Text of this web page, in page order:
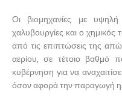
Οι βιομηχανίες με
χαλυβουργίες και ο
από τις επιπτώσεις της
αερίου, σε τέτοιο βαθμό
κυβέρνηση για να
όσον αφορά την παραγωγή